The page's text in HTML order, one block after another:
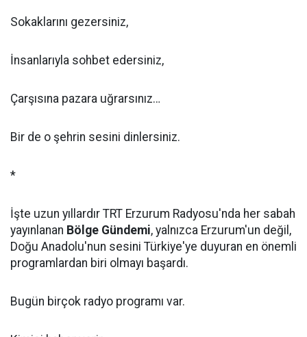
Sokaklarını gezersiniz,
İnsanlarıyla sohbet edersiniz,
Çarşısına pazara uğrarsınız…
Bir de o şehrin sesini dinlersiniz.
*
İşte uzun yıllardır TRT Erzurum Radyosu'nda her sabah
yayınlanan Bölge Gündemi, yalnızca Erzurum'un değil,
Doğu Anadolu'nun sesini Türkiye'ye duyuran en önemli
programlardan biri olmayı başardı.
Bugün birçok radyo programı var.